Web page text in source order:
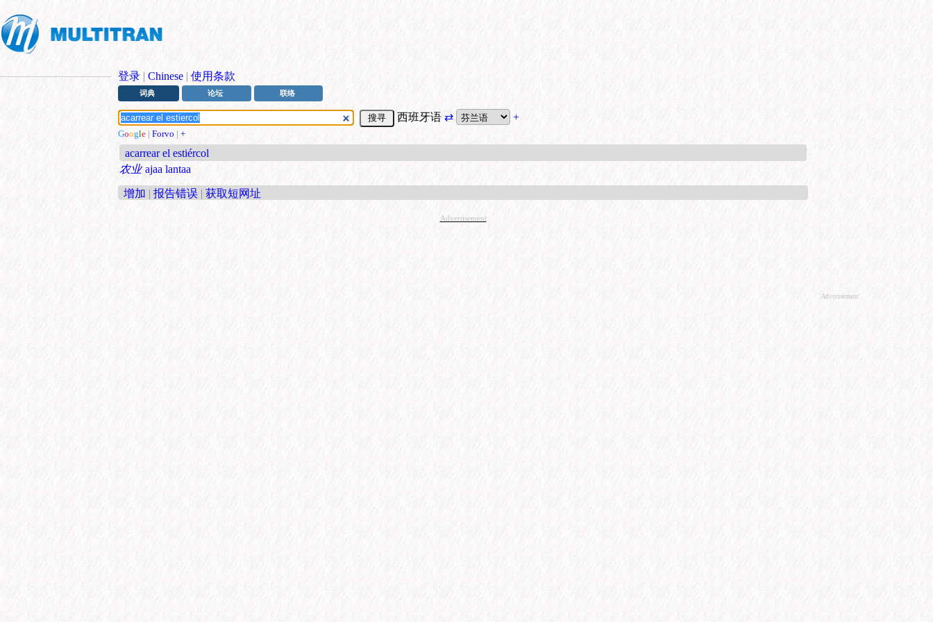
登录 | Chinese | 使用条款
词典 论坛 联络
西班牙语 ⇄ +
Google | Forvo | +
acarrear el estiércol
农业 ajaa lantaa
增加 | 报告错误 | 获取短网址
Advertisement
Advertisement